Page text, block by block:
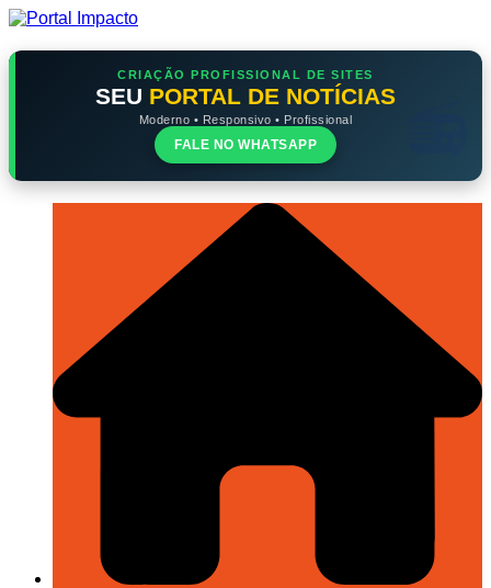
Ir
o
CRIAÇÃO PROFISSIONAL DE SITES
SEU PORTAL DE NOTÍCIAS
Moderno • Responsivo • Profissional
FALE NO WHATSAPP